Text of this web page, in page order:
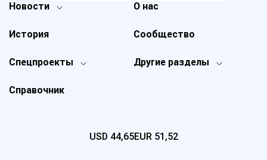
Новости
Спецпроекты Другие разделы
История
О нас
Справочник
Сообщество
USD 44,65EUR 51,52